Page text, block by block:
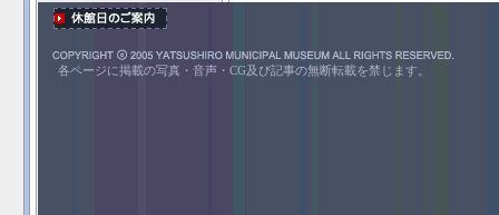
各ページに掲載の写真・音声・CG及び記事の無断転載を禁じます。